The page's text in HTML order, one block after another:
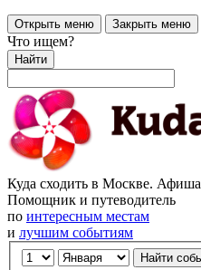
Открыть меню Закрыть меню
Что ищем?
Найти
Куда сходить в Москве. Афиша
Помощник и путеводитель
по интересным местам
и лучшим событиям